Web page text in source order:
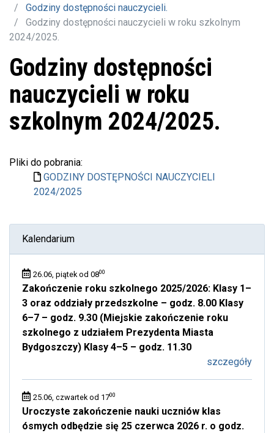
Godziny dostępności nauczycieli.
Godziny dostępności nauczycieli w roku szkolnym
2024/2025.
Godziny dostępności
nauczycieli w roku
szkolnym 2024/2025.
Pliki do pobrania:
GODZINY DOSTĘPNOŚCI NAUCZYCIELI
2024/2025
Kalendarium
26.06, piątek od 0800
Zakończenie roku szkolnego 2025/2026: Klasy 1–
3 oraz oddziały przedszkolne – godz. 8.00 Klasy
6–7 – godz. 9.30 (Miejskie zakończenie roku
szkolnego z udziałem Prezydenta Miasta
Bydgoszczy) Klasy 4–5 – godz. 11.30
szczegóły
25.06, czwartek od 1700
Uroczyste zakończenie nauki uczniów klas
ósmych odbędzie się 25 czerwca 2026 r. o godz.